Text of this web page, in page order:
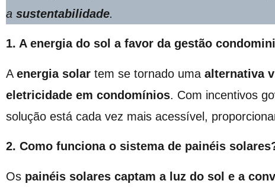
a sustentabilidade.
1. A energia do sol a favor da gestão
A energia solar tem se tornado uma alternativa
eletricidade em condomínios. Com incentivos
solução está cada vez mais acessível,
2. Como funciona o sistema de painéis
Os painéis solares captam a luz do sol e a